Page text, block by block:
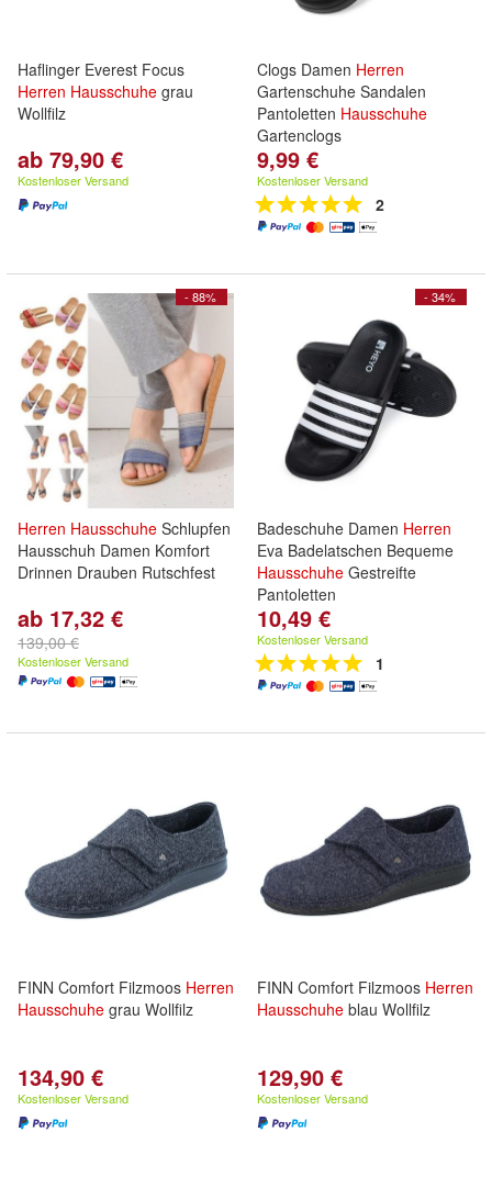
Haflinger Everest Focus
Herren Hausschuhe grau
Wollfilz
ab 79,90 €
Kostenloser Versand
Clogs Damen Herren
Gartenschuhe Sandalen
Pantoletten Hausschuhe
Gartenclogs
9,99 €
Kostenloser Versand
2
- 88%
Herren Hausschuhe Schlupfen
Hausschuh Damen Komfort
Drinnen Drauben Rutschfest
ab 17,32 €
139,00 €
Kostenloser Versand
- 34%
Badeschuhe Damen Herren
Eva Badelatschen Bequeme
Hausschuhe Gestreifte
Pantoletten
10,49 €
Kostenloser Versand
1
FINN Comfort Filzmoos Herren
Hausschuhe grau Wollfilz
134,90 €
Kostenloser Versand
FINN Comfort Filzmoos Herren
Hausschuhe blau Wollfilz
129,90 €
Kostenloser Versand